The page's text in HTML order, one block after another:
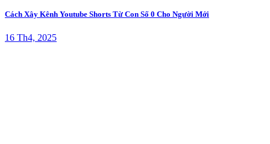
Cách Xây Kênh Youtube Shorts Từ Con Số 0 Cho Người Mới
16 Th4, 2025